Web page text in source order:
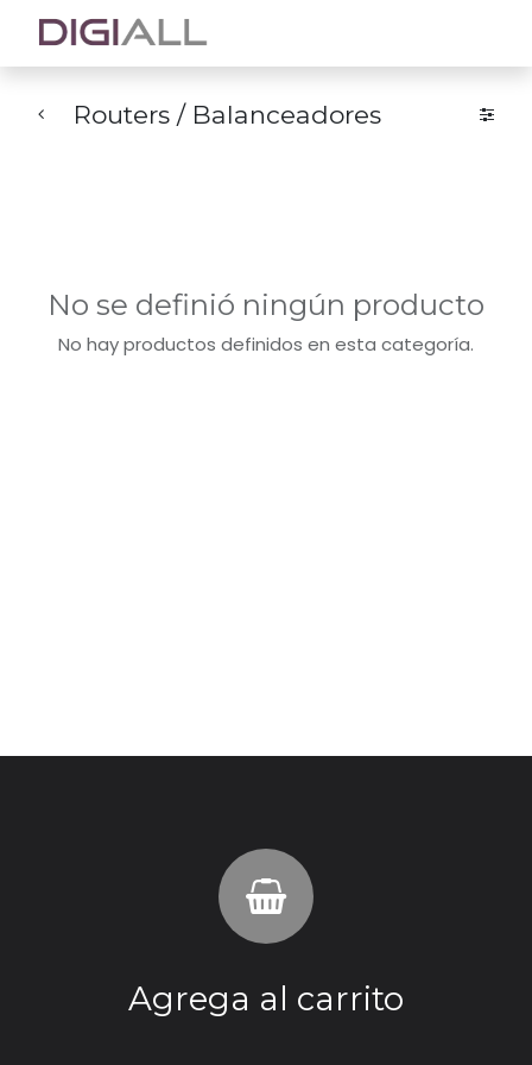
Routers / Balanceadores
No se definió ningún producto
No hay productos definidos en esta categoría.
Agrega al carrito